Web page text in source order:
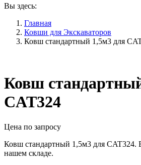
Вы здесь:
Главная
Ковши для Экскаваторов
Ковш стандартный 1,5м3 для
Ковш
CAT324
Цена по запросу
Ковш стандартный 1,5м3 для CAT324.
нашем складе.